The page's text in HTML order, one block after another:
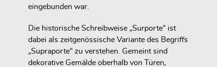
eingebunden war.
Die historische Schreibweise „Surporte“ ist
dabei als zeitgenössische Variante des Begriffs
„Supraporte“ zu verstehen. Gemeint sind
dekorative Gemälde oberhalb von Türen,